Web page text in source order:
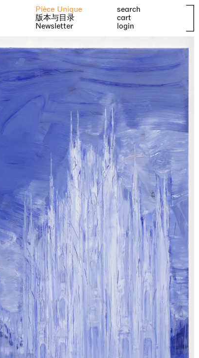
Pièce Unique
版本与目录
Newsletter
search
cart
login